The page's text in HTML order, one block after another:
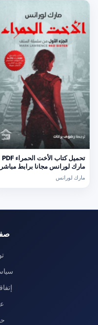
تحميل كتاب الأخت الحمراء PDF
مارك لورانس مجانا برابط مباشر
مارك لورانس